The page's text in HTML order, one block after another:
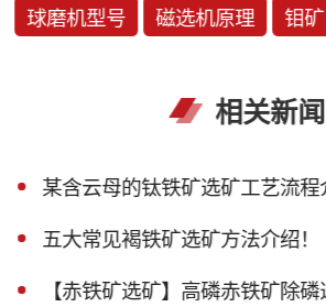
球磨机型号 磁选机原理 钼矿
相关新闻
某含云母的钛铁矿选矿工艺流程
五大常见褐铁矿选矿方法介绍！
【赤铁矿选矿】高磷赤铁矿除磷选